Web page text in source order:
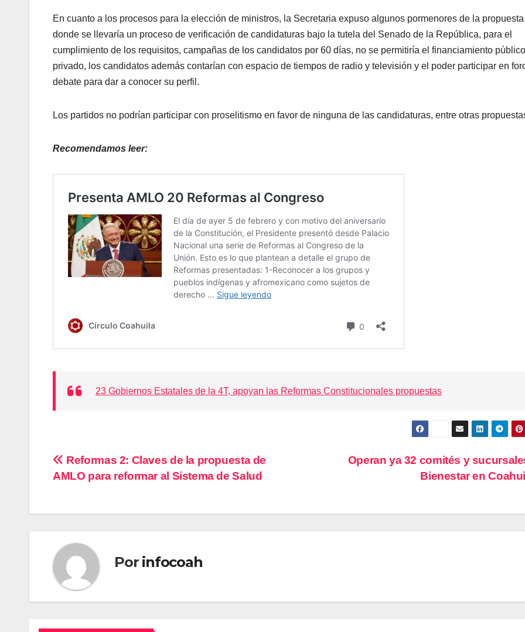
En cuanto a los procesos para la elección de ministros, la Secretaria expuso algunos pormenores de la propuesta
donde se llevaría un proceso de verificación de candidaturas bajo la tutela del Senado de la República, para el
cumplimiento de los requisitos, campañas de los candidatos por 60 días, no se permitiría el financiamiento
privado, los candidatos además contarían con espacio de tiempos de radio y televisión y el poder participar en
debate para dar a conocer su perfil.
Los partidos no podrían participar con proselitismo en favor de ninguna de las candidaturas, entre otras
Recomendamos leer:
23 Gobiernos Estatales de la 4T, apoyan las Reformas Constitucionales propuestas
Navegación
entradas
Operan ya 32 comités y
Bienestar en
Reformas 2: Claves de la propuesta de
AMLO para reformar al Sistema de Salud
Por infocoah